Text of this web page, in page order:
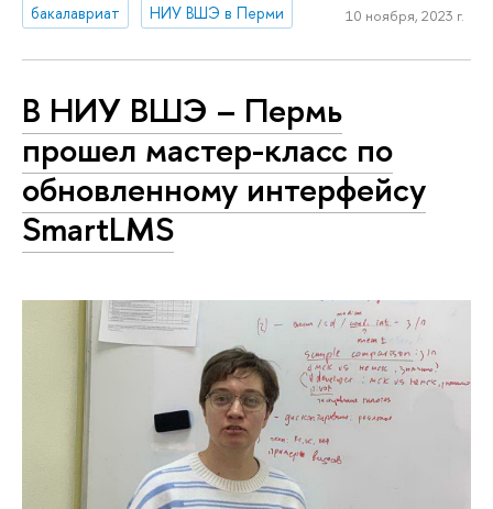
бакалавриат
НИУ ВШЭ в Перми 10 ноября, 2023 г.
В НИУ ВШЭ – Пермь
прошел мастер-класс по
обновленному интерфейсу
SmartLMS